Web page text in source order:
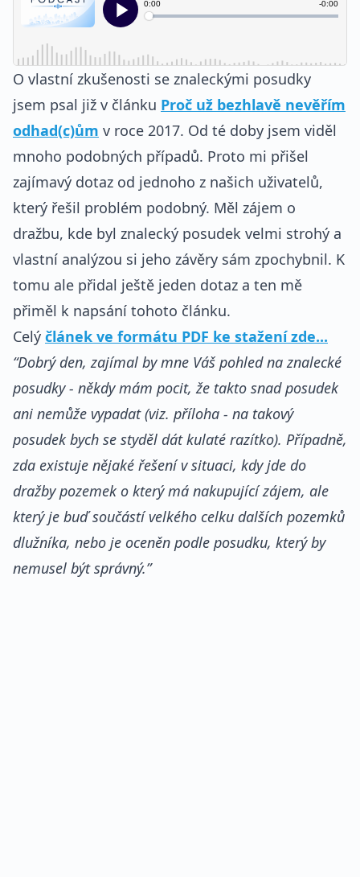
O vlastní zkušenosti se znaleckými posudky
jsem psal již v článku Proč už bezhlavě nevěřím
odhad(c)ům v roce 2017. Od té doby jsem viděl
mnoho podobných případů. Proto mi přišel
zajímavý dotaz od jednoho z našich uživatelů,
který řešil problém podobný. Měl zájem o
dražbu, kde byl znalecký posudek velmi strohý a
vlastní analýzou si jeho závěry sám zpochybnil. K
tomu ale přidal ještě jeden dotaz a ten mě
přiměl k napsání tohoto článku.
Celý článek ve formátu PDF ke stažení zde...
“Dobrý den, zajímal by mne Váš pohled na znalecké
posudky - někdy mám pocit, že takto snad posudek
ani nemůže vypadat (viz. příloha - na takový
posudek bych se styděl dát kulaté razítko). Případně,
zda existuje nějaké řešení v situaci, kdy jde do
dražby pozemek o který má nakupující zájem, ale
který je buď součástí velkého celku dalších pozemků
dlužníka, nebo je oceněn podle posudku, který by
nemusel být správný.”